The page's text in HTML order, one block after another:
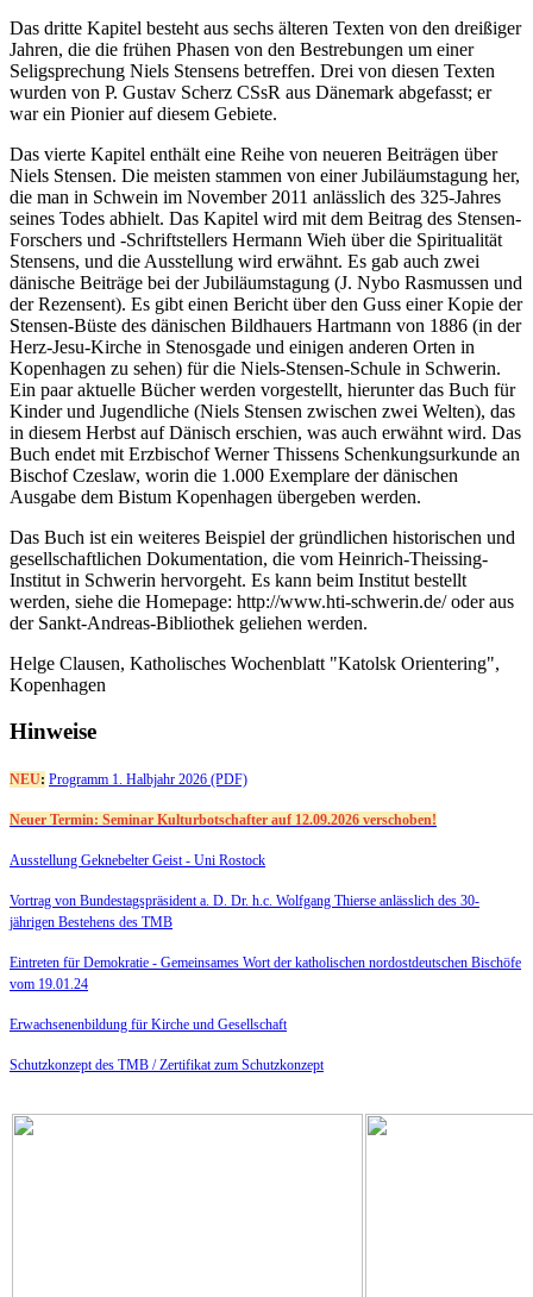
Das dritte Kapitel besteht aus sechs älteren Texten von den dreißiger
Jahren, die die frühen Phasen von den Bestrebungen um einer
Seligsprechung Niels Stensens betreffen. Drei von diesen Texten
wurden von P. Gustav Scherz CSsR aus Dänemark abgefasst; er
war ein Pionier auf diesem Gebiete.
Das vierte Kapitel enthält eine Reihe von neueren Beiträgen über
Niels Stensen. Die meisten stammen von einer Jubiläumstagung her,
die man in Schwein im November 2011 anlässlich des 325-Jahres
seines Todes abhielt. Das Kapitel wird mit dem Beitrag des Stensen-
Forschers und -Schriftstellers Hermann Wieh über die Spiritualität
Stensens, und die Ausstellung wird erwähnt. Es gab auch zwei
dänische Beiträge bei der Jubiläumstagung (J. Nybo Rasmussen und
der Rezensent). Es gibt einen Bericht über den Guss einer Kopie der
Stensen-Büste des dänischen Bildhauers Hartmann von 1886 (in der
Herz-Jesu-Kirche in Stenosgade und einigen anderen Orten in
Kopenhagen zu sehen) für die Niels-Stensen-Schule in Schwerin.
Ein paar aktuelle Bücher werden vorgestellt, hierunter das Buch für
Kinder und Jugendliche (Niels Stensen zwischen zwei Welten), das
in diesem Herbst auf Dänisch erschien, was auch erwähnt wird. Das
Buch endet mit Erzbischof Werner Thissens Schenkungsurkunde an
Bischof Czeslaw, worin die 1.000 Exemplare der dänischen
Ausgabe dem Bistum Kopenhagen übergeben werden.
Das Buch ist ein weiteres Beispiel der gründlichen historischen und
gesellschaftlichen Dokumentation, die vom Heinrich-Theissing-
Institut in Schwerin hervorgeht. Es kann beim Institut bestellt
werden, siehe die Homepage: http://www.hti-schwerin.de/ oder aus
der Sankt-Andreas-Bibliothek geliehen werden.
Helge Clausen, Katholisches Wochenblatt "Katolsk Orientering",
Kopenhagen
Hinweise
NEU: Programm 1. Halbjahr 2026 (PDF)
Neuer Termin: Seminar Kulturbotschafter auf 12.09.2026 verschoben!
Ausstellung Geknebelter Geist - Uni Rostock
Vortrag von Bundestagspräsident a. D. Dr. h.c. Wolfgang Thierse anlässlich des 30-
jährigen Bestehens des TMB
Eintreten für Demokratie - Gemeinsames Wort der katholischen nordostdeutschen Bischöfe
vom 19.01.24
Erwachsenenbildung für Kirche und Gesellschaft
Schutzkonzept des TMB / Zertifikat zum Schutzkonzept